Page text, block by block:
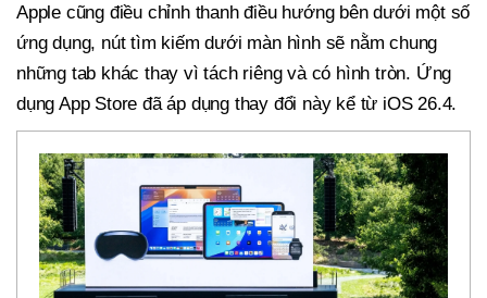
Apple cũng điều chỉnh thanh điều hướng bên dưới một số
ứng dụng, nút tìm kiếm dưới màn hình sẽ nằm chung
những tab khác thay vì tách riêng và có hình tròn. Ứng
dụng App Store đã áp dụng thay đổi này kể từ iOS 26.4.